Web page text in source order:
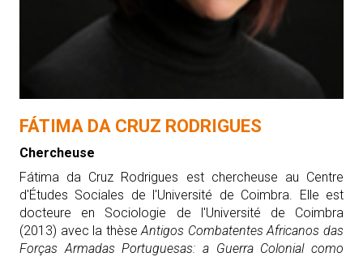
FÁTIMA DA CRUZ RODRIGUES
Chercheuse
Fátima da Cruz Rodrigues est chercheuse au Centre
d'Études Sociales de l'Université de Coimbra. Elle est
docteure en Sociologie de l'Université de Coimbra
(2013) avec la thèseAntigos Combatentes Africanos das
Forças Armadas Portuguesas: a Guerra Colonial como